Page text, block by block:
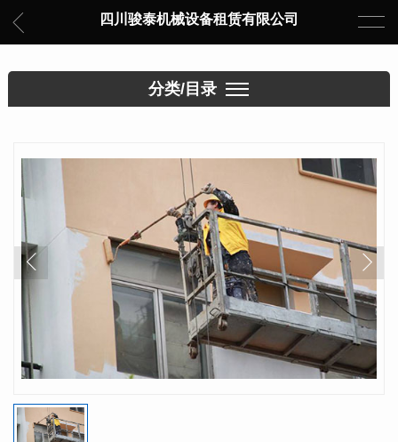
四川骏泰机械设备租赁有限公司
分类/目录